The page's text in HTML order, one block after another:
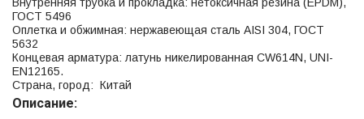
Внутренняя трубка и прокладка: нетоксичная резина (EPDM),
ГОСТ 5496
Оплетка и обжимная: нержавеющая сталь AISI 304, ГОСТ
5632
Концевая арматура: латунь никелированная CW614N, UNI-
EN12165.
Страна, город: Китай
Описание: